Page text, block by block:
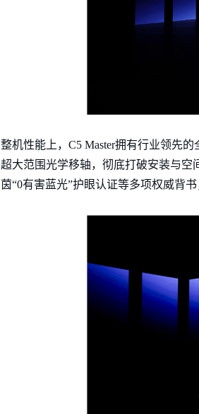
整机性能上，C5 Master拥有行业领先
超大范围光学移轴，彻底打破安装与空
茵“0有害蓝光”护眼认证等多项权威背